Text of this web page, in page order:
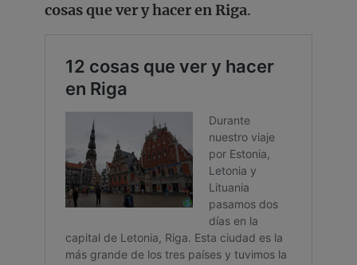
cosas que ver y hacer en Riga.